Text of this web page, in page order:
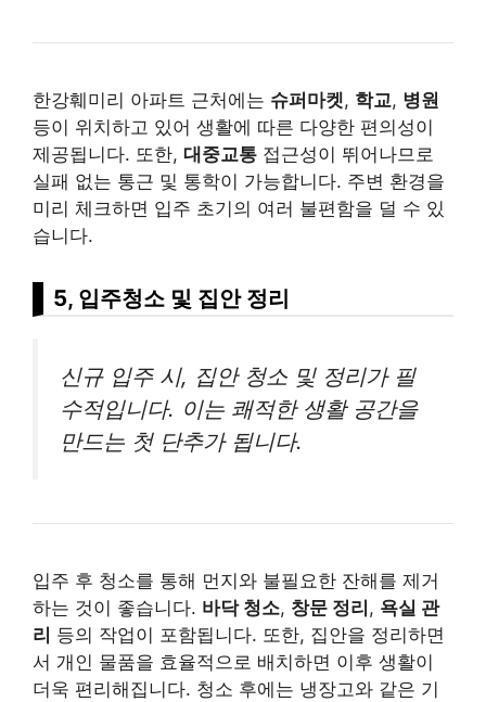
한강훼미리 아파트 근처에는 슈퍼마켓, 학교, 병원
등이 위치하고 있어 생활에 따른 다양한 편의성이
제공됩니다. 또한, 대중교통 접근성이 뛰어나므로
실패 없는 통근 및 통학이 가능합니다. 주변 환경을
미리 체크하면 입주 초기의 여러 불편함을 덜 수 있
습니다.
5, 입주청소 및 집안 정리
신규 입주 시, 집안 청소 및 정리가 필
수적입니다. 이는 쾌적한 생활 공간을
만드는 첫 단추가 됩니다.
입주 후 청소를 통해 먼지와 불필요한 잔해를 제거
하는 것이 좋습니다. 바닥 청소, 창문 정리 , 욕실 관
리 등의 작업이 포함됩니다. 또한, 집안을 정리하면
서 개인 물품을 효율적으로 배치하면 이후 생활이
더욱 편리해집니다. 청소 후에는 냉장고와 같은 기